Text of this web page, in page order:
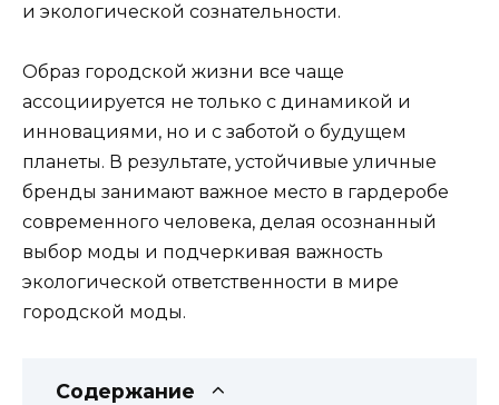
и экологической сознательности.
Образ городской жизни все чаще
ассоциируется не только с динамикой и
инновациями, но и с заботой о будущем
планеты. В результате, устойчивые уличные
бренды занимают важное место в гардеробе
современного человека, делая осознанный
выбор моды и подчеркивая важность
экологической ответственности в мире
городской моды.
Содержание